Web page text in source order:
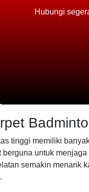
Hubungi
tinggi memiliki
untuk
semakin menarik